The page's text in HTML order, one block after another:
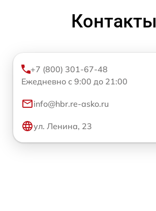
Контакты
+7 (800) 301-67-48
Ежедневно с 9:00 до 21:00
info@hbr.re-asko.ru
ул. Ленина, 23